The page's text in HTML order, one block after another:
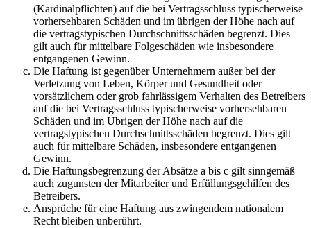
(Kardinalpflichten) auf die bei Vertragsschluss typischerweise
vorhersehbaren Schäden und im übrigen der Höhe nach auf
die vertragstypischen Durchschnittsschäden begrenzt. Dies
gilt auch für mittelbare Folgeschäden wie insbesondere
entgangenen Gewinn.
Die Haftung ist gegenüber Unternehmern außer bei der
Verletzung von Leben, Körper und Gesundheit oder
vorsätzlichem oder grob fahrlässigem Verhalten des Betreibers
auf die bei Vertragsschluss typischerweise vorhersehbaren
Schäden und im Übrigen der Höhe nach auf die
vertragstypischen Durchschnittsschäden begrenzt. Dies gilt
auch für mittelbare Schäden, insbesondere entgangenen
Gewinn.
Die Haftungsbegrenzung der Absätze a bis c gilt sinngemäß
auch zugunsten der Mitarbeiter und Erfüllungsgehilfen des
Betreibers.
Ansprüche für eine Haftung aus zwingendem nationalem
Recht bleiben unberührt.